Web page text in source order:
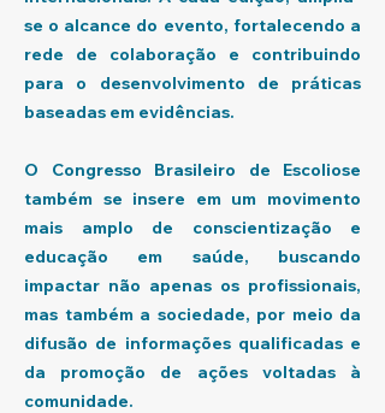
se o alcance do evento, fortalecendo a
rede de colaboração e contribuindo
para o desenvolvimento de práticas
baseadas em evidências.
O Congresso Brasileiro de Escoliose
também se insere em um movimento
mais amplo de conscientização e
educação em saúde, buscando
impactar não apenas os profissionais,
mas também a sociedade, por meio da
difusão de informações qualificadas e
da promoção de ações voltadas à
comunidade.